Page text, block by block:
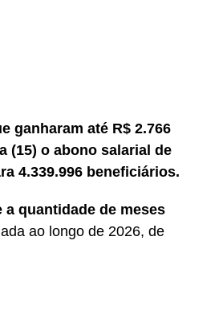
ganharam até R$ 2.766
(15) o abono salarial de
4.339.996 beneficiários.
a quantidade de meses
ao longo de 2026, de